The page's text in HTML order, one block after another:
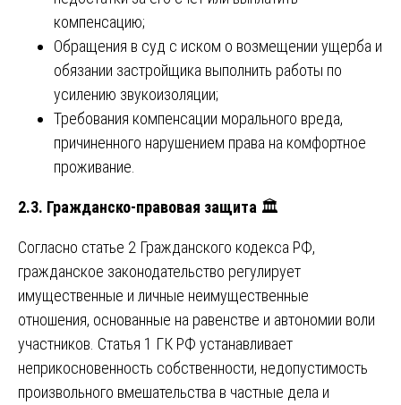
компенсацию;
Обращения в суд с иском о возмещении ущерба и
обязании застройщика выполнить работы по
усилению звукоизоляции;
Требования компенсации морального вреда,
причиненного нарушением права на комфортное
проживание.
2.3. Гражданско-правовая защита 🏛️
Согласно статье 2 Гражданского кодекса РФ,
гражданское законодательство регулирует
имущественные и личные неимущественные
отношения, основанные на равенстве и автономии воли
участников. Статья 1 ГК РФ устанавливает
неприкосновенность собственности, недопустимость
произвольного вмешательства в частные дела и